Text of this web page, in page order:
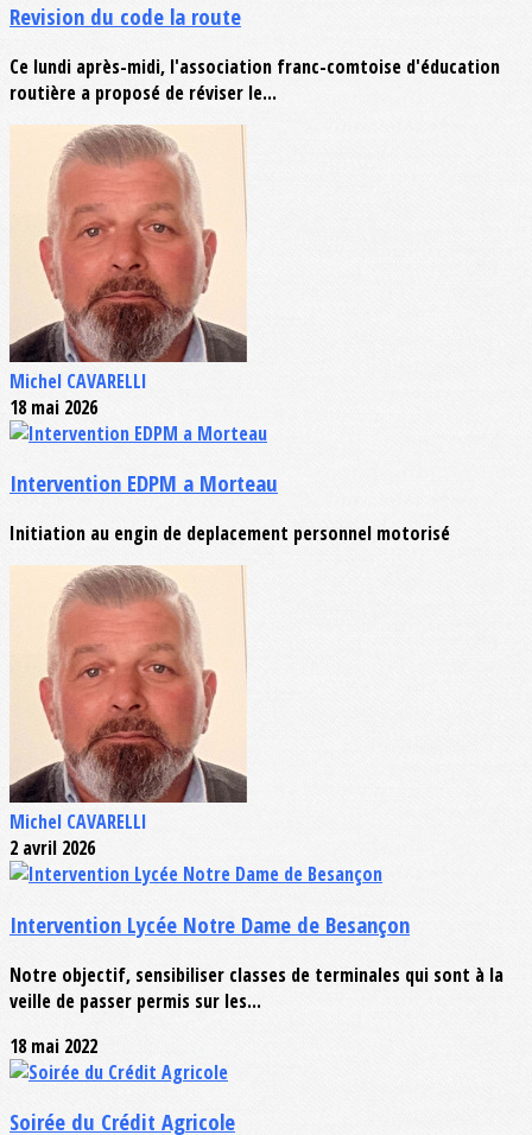
Revision du code la route
Ce lundi après-midi, l'association franc-comtoise d'éducation
routière a proposé de réviser le...
Michel CAVARELLI
18 mai 2026
Intervention EDPM a Morteau
Initiation au engin de deplacement personnel motorisé
Michel CAVARELLI
2 avril 2026
Intervention Lycée Notre Dame de Besançon
Notre objectif, sensibiliser classes de terminales qui sont à la
veille de passer permis sur les...
18 mai 2022
Soirée du Crédit Agricole